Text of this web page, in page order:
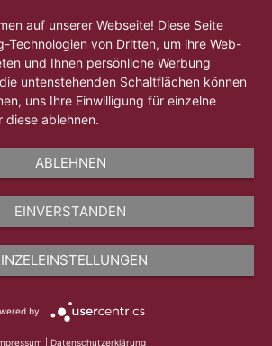
auf unserer Webseite! Diese Seite
Technologien von Dritten, um ihre Web-
und Ihnen persönliche Werbung
untenstehenden Schaltflächen können
uns Ihre Einwilligung für einzelne
diese ablehnen.
ABLEHNEN
EINVERSTANDEN
by
Datenschutzerklärung